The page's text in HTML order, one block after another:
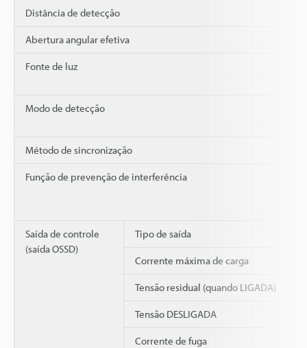
Distância de detecção
Abertura angular efetiva
Fonte de luz
Modo de detecção
Método de sincronização
Função de prevenção de interferência
Saída de controle
(saída OSSD)
Tipo de saída
Corrente máxima de carga
Tensão residual (quando LIGADA)
Tensão DESLIGADA
Corrente de fuga